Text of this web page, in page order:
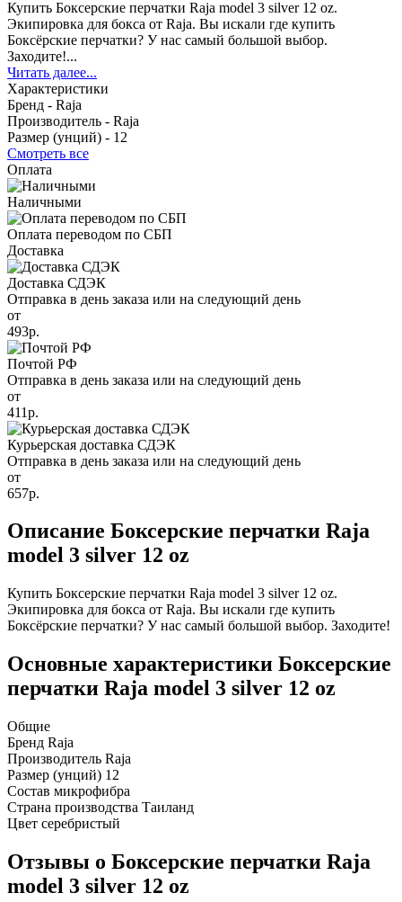
Купить Боксерские перчатки Raja model 3 silver 12 oz.
Экипировка для бокса от Raja. Вы искали где купить
Боксёрские перчатки? У нас самый большой выбор.
Заходите!...
Читать далее...
Характеристики
Бренд - Raja
Производитель - Raja
Размер (унций) - 12
Смотреть все
Оплата
Наличными
Оплата переводом по СБП
Доставка
Доставка СДЭК
Отправка в день заказа или на следующий день
от
493р.
Почтой РФ
Отправка в день заказа или на следующий день
от
411р.
Курьерская доставка СДЭК
Отправка в день заказа или на следующий день
от
657р.
Описание Боксерские перчатки Raja
model 3 silver 12 oz
Купить Боксерские перчатки Raja model 3 silver 12 oz.
Экипировка для бокса от Raja. Вы искали где купить
Боксёрские перчатки? У нас самый большой выбор. Заходите!
Основные характеристики Боксерские
перчатки Raja model 3 silver 12 oz
Общие
Бренд Raja
Производитель Raja
Размер (унций) 12
Состав микрофибра
Страна производства Таиланд
Цвет серебристый
Отзывы о Боксерские перчатки Raja
model 3 silver 12 oz